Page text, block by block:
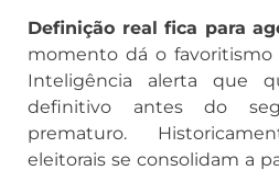
Definição real fica para
momento dá o favoritismo
Inteligência alerta que
definitivo antes do
prematuro.
eleitorais se consolidam a